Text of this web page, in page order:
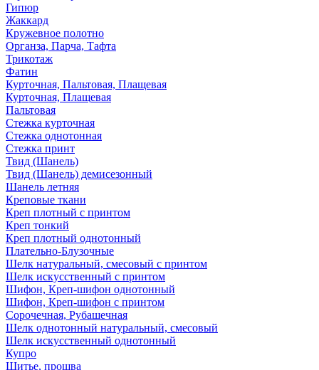
Гипюр
Жаккард
Кружевное полотно
Органза, Парча, Тафта
Трикотаж
Фатин
Курточная, Пальтовая, Плащевая
Курточная, Плащевая
Пальтовая
Стежка курточная
Стежка однотонная
Стежка принт
Твид (Шанель)
Твид (Шанель) демисезонный
Шанель летняя
Креповые ткани
Креп плотный с принтом
Креп тонкий
Креп плотный однотонный
Плательно-Блузочные
Шелк натуральный, смесовый с принтом
Шелк искусственный с принтом
Шифон, Креп-шифон однотонный
Шифон, Креп-шифон с принтом
Сорочечная, Рубашечная
Шелк однотонный натуральный, смесовый
Шелк искусственный однотонный
Купро
Шитье, прошва